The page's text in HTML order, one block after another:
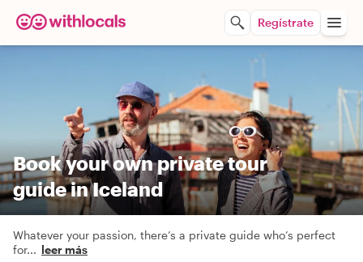
Regístrate
Book your own private tour
guide in Iceland
Whatever your passion, there’s a private guide who’s perfect
for... leer más